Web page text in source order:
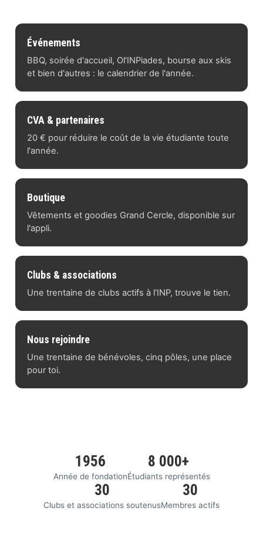
Événements
BBQ, soirée d'accueil, Ol'INPiades, bourse aux skis
et bien d'autres : le calendrier de l'année.
CVA & partenaires
20 € pour réduire le coût de la vie étudiante toute
l'année.
Boutique
Vêtements et goodies Grand Cercle, disponible sur
l'appli.
Clubs & associations
Une trentaine de clubs actifs à l'INP, trouve le tien.
Nous rejoindre
Une trentaine de bénévoles, cinq pôles, une place
pour toi.
1956
Année de fondation
8 000+
Étudiants représentés
30
Clubs et associations soutenus
30
Membres actifs